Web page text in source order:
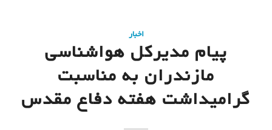
اخبار
پیام مدیرکل هواشناسی
مازندران به مناسبت
گرامیداشت هفته دفاع مقدس